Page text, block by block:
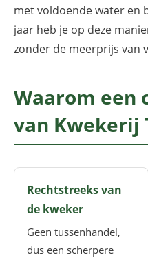
met voldoende water en
jaar heb je op deze
zonder de meerprijs van
Waarom een
van Kwekerij
Rechtstreeks van
de kweker
Geen tussenhandel,
dus een scherpere